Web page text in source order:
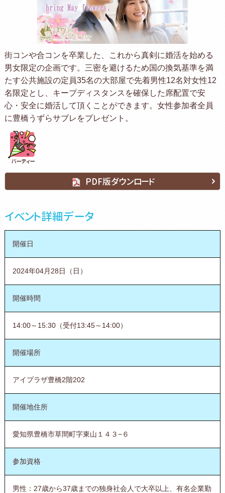
街コンや合コンを卒業した、これから真剣に婚活を始める
男女限定の企画です。三密を避けるため国の換気基準を満
たす公共施設の定員35名の大部屋で先着男性12名対女性12
名限定とし、キープディスタンスを確保した席配置で安
心・安全に婚活して頂くことができます。女性参加者全員
に豊橋うずらサブレをプレゼント。
PDF版ダウンロード
イベント詳細データ
開催日
2024年04月28日（日）
開催時間
14:00～15:30（受付13:45～14:00）
開催場所
アイプラザ豊橋2階202
開催地住所
愛知県豊橋市草間町字東山１４３−６
参加資格
男性：27歳から37歳までの独身社会人で大卒以上、有名企業勤